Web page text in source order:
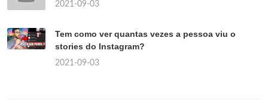
2021-09-03
Tem como ver quantas vezes a pessoa viu o
stories do Instagram?
2021-09-03